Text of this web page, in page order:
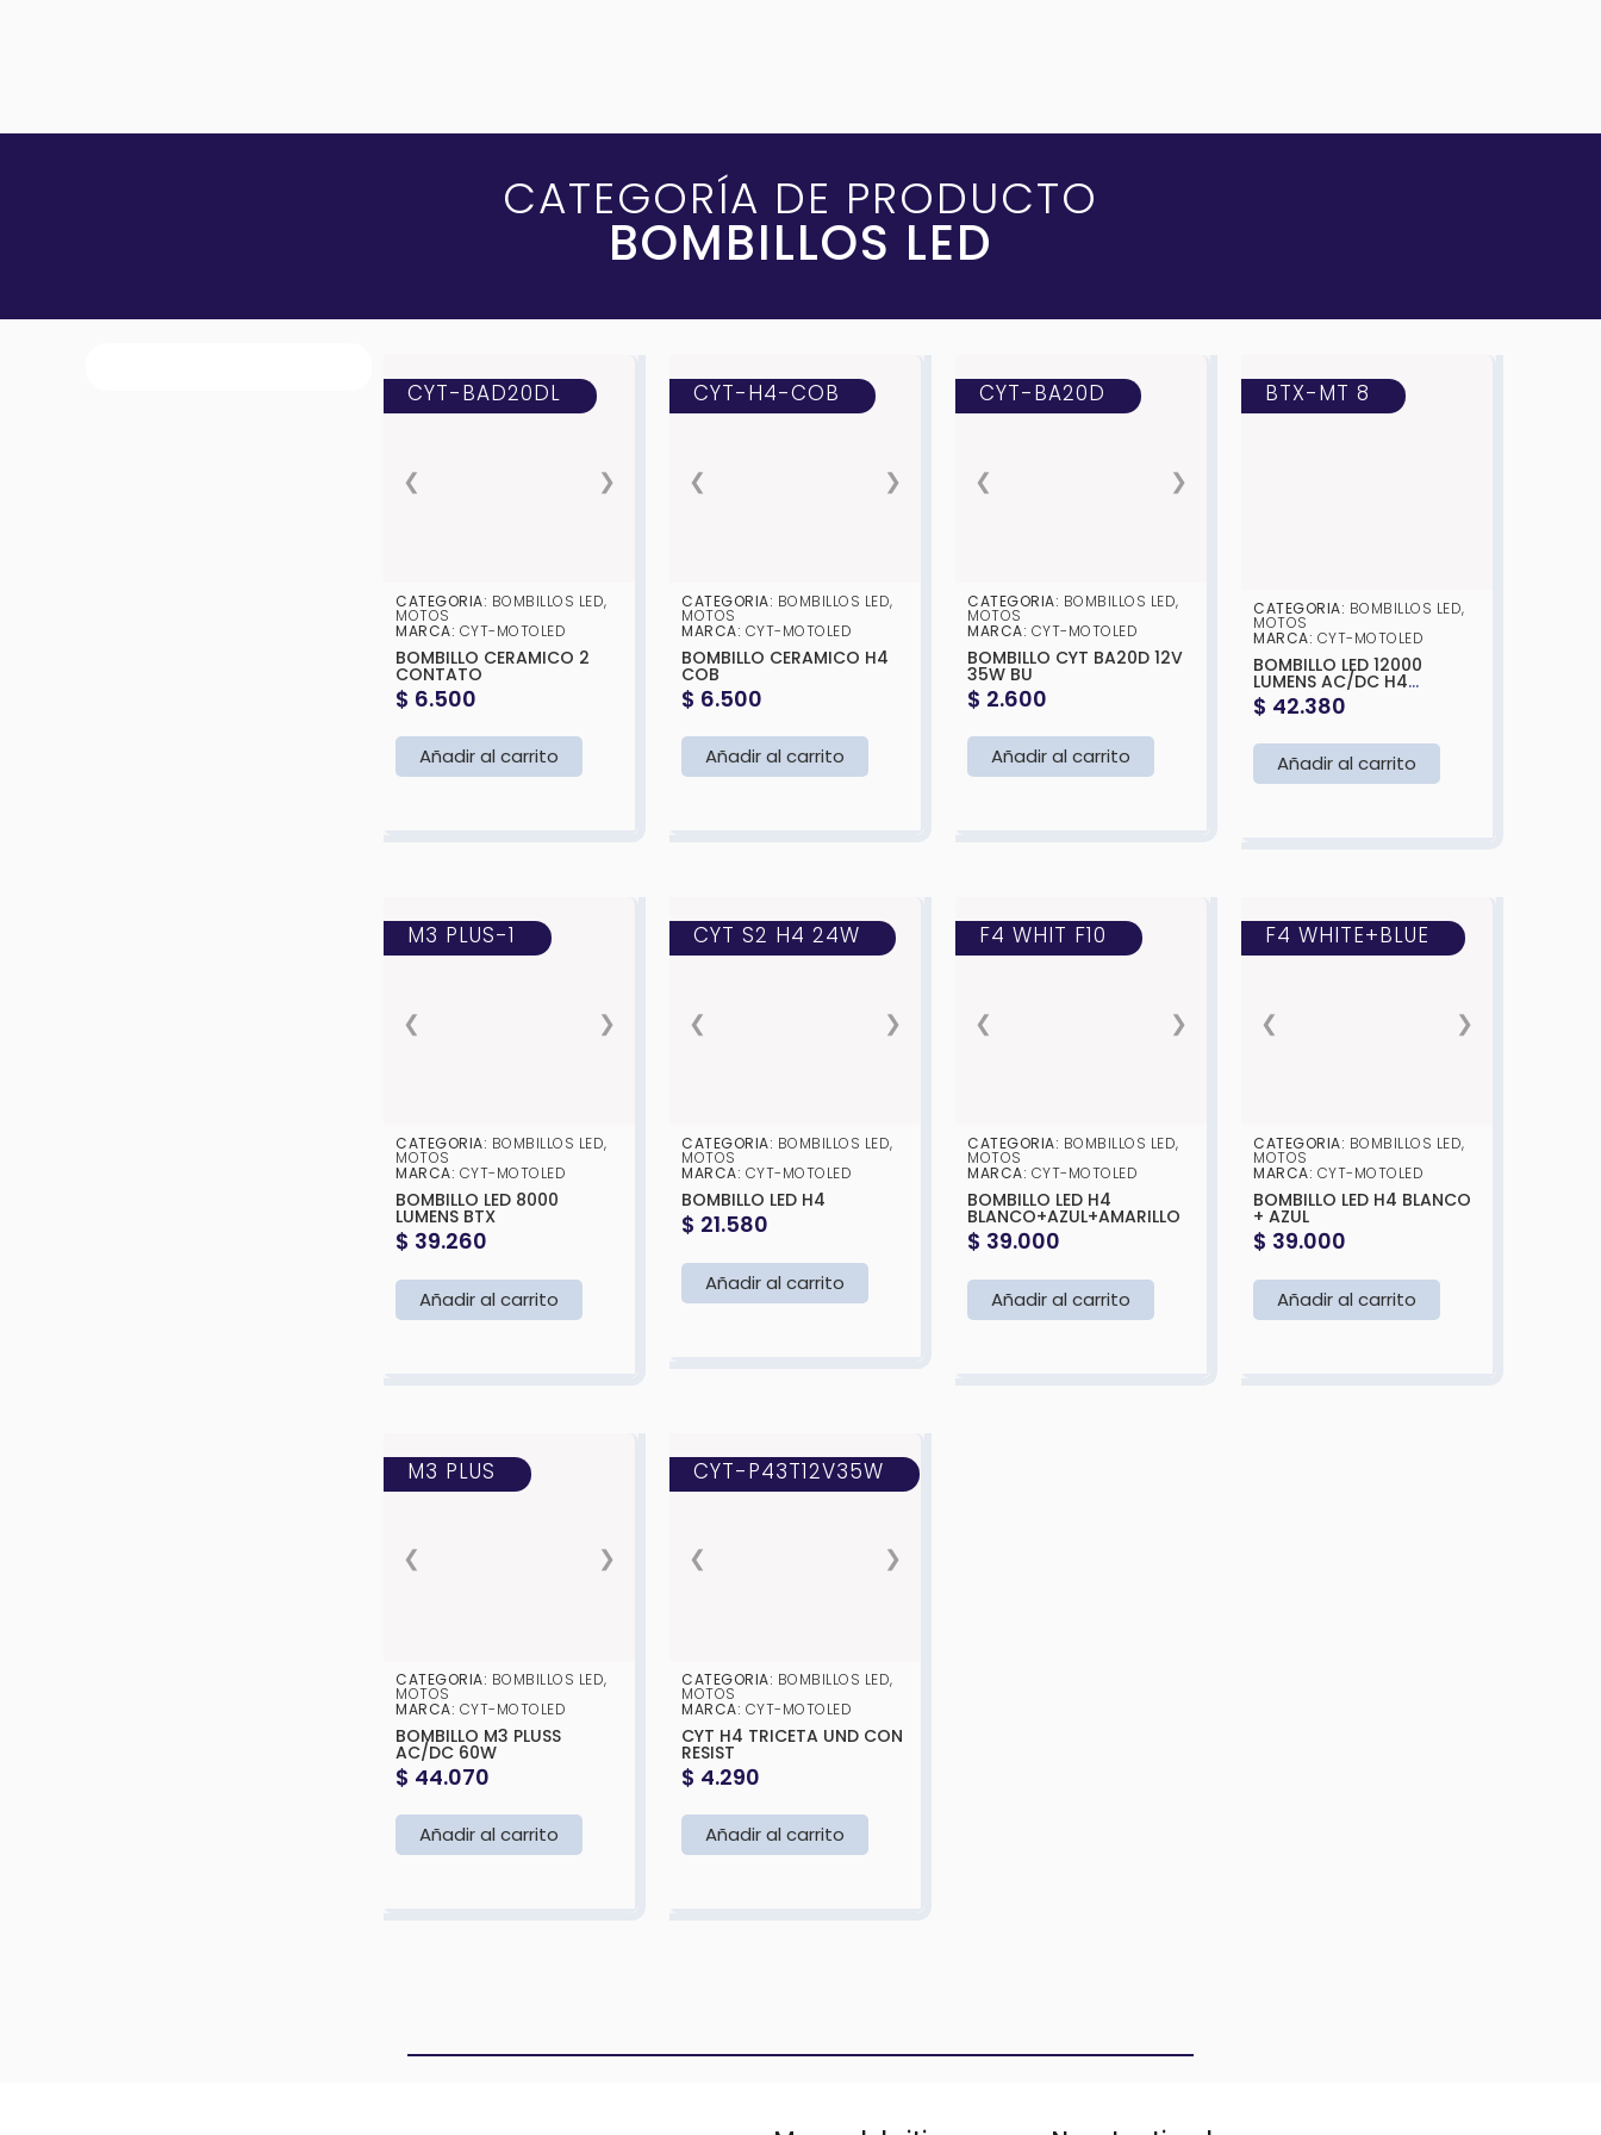
CATEGORÍA DE PRODUCTO
BOMBILLOS LED
❮ ❯
CYT-BAD20DL
CATEGORIA: BOMBILLOS LED,
MOTOS
MARCA: CYT-MOTOLED
BOMBILLO CERAMICO 2
CONTATO
$ 6.500
Añadir al carrito
❮ ❯
CYT-H4-COB
CATEGORIA: BOMBILLOS LED,
MOTOS
MARCA: CYT-MOTOLED
BOMBILLO CERAMICO H4
COB
$ 6.500
Añadir al carrito
❮ ❯
CYT-BA20D
CATEGORIA: BOMBILLOS LED,
MOTOS
MARCA: CYT-MOTOLED
BOMBILLO CYT BA20D 12V
35W BU
$ 2.600
Añadir al carrito
BTX-MT 8
CATEGORIA: BOMBILLOS LED,
MOTOS
MARCA: CYT-MOTOLED
BOMBILLO LED 12000
LUMENS AC/DC H4
BLANCA-
$ 42.380
Añadir al carrito
❮ ❯
M3 PLUS-1
CATEGORIA: BOMBILLOS LED,
MOTOS
MARCA: CYT-MOTOLED
BOMBILLO LED 8000
LUMENS BTX
$ 39.260
Añadir al carrito
❮ ❯
CYT S2 H4 24W
CATEGORIA: BOMBILLOS LED,
MOTOS
MARCA: CYT-MOTOLED
BOMBILLO LED H4
$ 21.580
Añadir al carrito
❮ ❯
F4 WHIT F10
CATEGORIA: BOMBILLOS LED,
MOTOS
MARCA: CYT-MOTOLED
BOMBILLO LED H4
BLANCO+AZUL+AMARILLO
$ 39.000
Añadir al carrito
❮ ❯
F4 WHITE+BLUE
CATEGORIA: BOMBILLOS LED,
MOTOS
MARCA: CYT-MOTOLED
BOMBILLO LED H4 BLANCO
+ AZUL
$ 39.000
Añadir al carrito
❮ ❯
M3 PLUS
CATEGORIA: BOMBILLOS LED,
MOTOS
MARCA: CYT-MOTOLED
BOMBILLO M3 PLUSS
AC/DC 60W
$ 44.070
Añadir al carrito
❮ ❯
CYT-P43T12V35W
CATEGORIA: BOMBILLOS LED,
MOTOS
MARCA: CYT-MOTOLED
CYT H4 TRICETA UND CON
RESIST
$ 4.290
Añadir al carrito